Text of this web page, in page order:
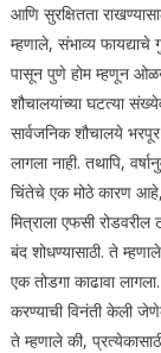
आणि सुरक्षितता
म्हणाले, संभाव्य फायद्याचे
पासून पुणे होम म्हणून
शौचालयांच्या घटत्या
सार्वजनिक शौचालये भरपूर
लागला नाही. तथापि,
चिंतेचे एक मोठे कारण
मित्राला एफसी
बंद शोधण्यासाठी. ते
एक तोडगा काढावा
करण्याची विनंती केली
ते म्हणाले की,